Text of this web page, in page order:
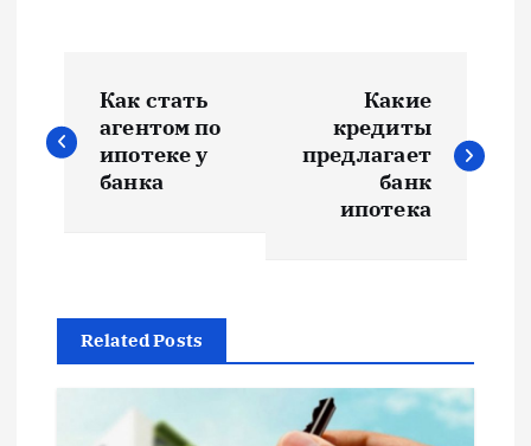
а
г
а
Как стать
агентом по
ипотеке у
банка
Какие
кредиты
предлагает
банк
ипотека
Related Posts